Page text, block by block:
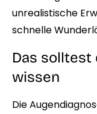
unrealistische
schnelle
Das solltest
wissen
Die